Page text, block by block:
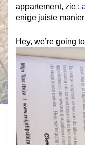
appartement, zie :
enige juiste
Hey, we’re going